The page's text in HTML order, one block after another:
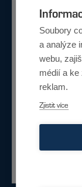
Nevíte si
vhodné.
výběrem.
Napište
Soubory
a analýze
webu,
médií a ke
reklam.
Zjistit více